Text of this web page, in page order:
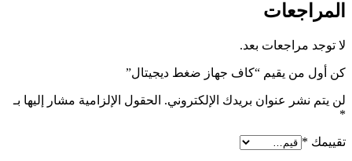
المراجعات
لا توجد مراجعات بعد.
كن أول من يقيم “كاف جهاز ضغط ديجيتال”
لن يتم نشر عنوان بريدك الإلكتروني. الحقول الإلزامية مشار إليها بـ
*
تقييمك *